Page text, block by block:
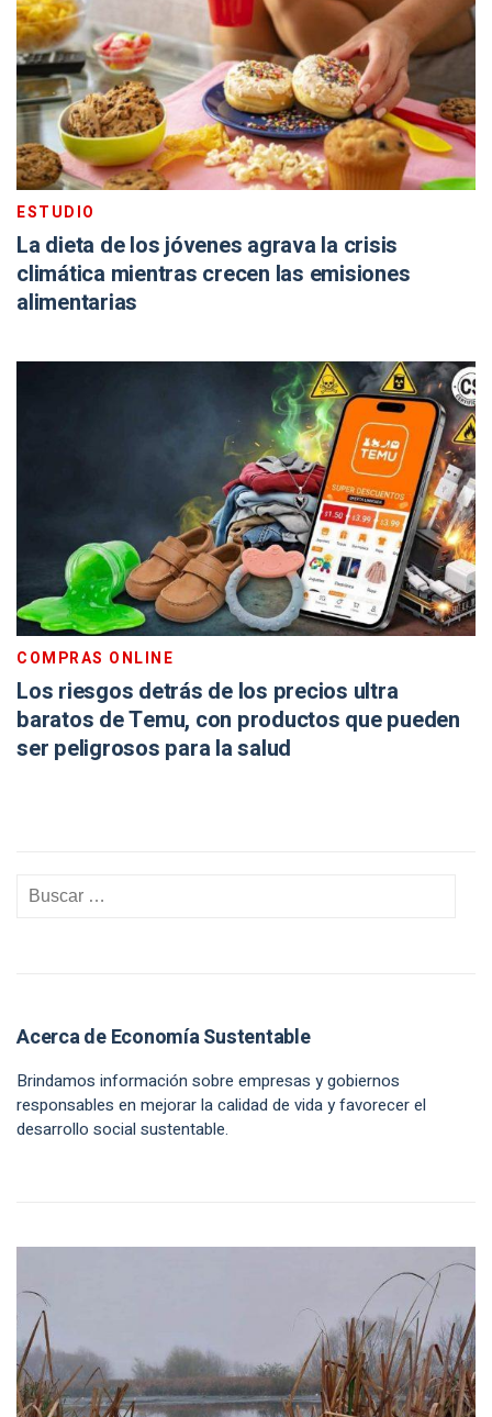
ESTUDIO
La dieta de los jóvenes agrava la crisis
climática mientras crecen las emisiones
alimentarias
COMPRAS ONLINE
Los riesgos detrás de los precios ultra
baratos de Temu, con productos que pueden
ser peligrosos para la salud
Acerca de Economía Sustentable
Brindamos información sobre empresas y gobiernos
responsables en mejorar la calidad de vida y favorecer el
desarrollo social sustentable.